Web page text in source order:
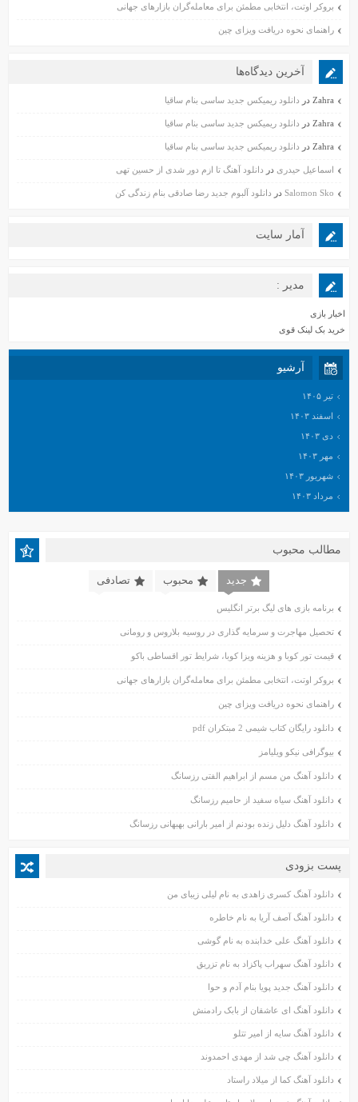
بروکر اوتت، انتخابی مطمئن برای معامله‌گران بازارهای جهانی
راهنمای نحوه دریافت ویزای چین
آخرین دیدگاه‌ها
Zahra در دانلود ریمیکس جدید ساسی بنام ساقیا
Zahra در دانلود ریمیکس جدید ساسی بنام ساقیا
Zahra در دانلود ریمیکس جدید ساسی بنام ساقیا
اسماعیل حیدری در دانلود آهنگ تا ازم دور شدی از حسین تهی
Salomon Sko در دانلود آلبوم جدید رضا صادقی بنام زندگی کن
آمار سایت
مدیر :
اخبار بازی
خرید بک لینک قوی
آرشیو
تیر ۱۴۰۵
اسفند ۱۴۰۳
دی ۱۴۰۳
مهر ۱۴۰۳
شهریور ۱۴۰۳
مرداد ۱۴۰۳
اسفند ۱۴۰۲
آبان ۱۴۰۲
مهر ۱۴۰۲
شهریور ۱۴۰۲
مرداد ۱۴۰۲
اردیبهشت ۱۴۰۲
فروردین ۱۴۰۲
آبان ۱۴۰۱
مهر ۱۴۰۱
اردیبهشت ۱۴۰۱
فروردین ۱۴۰۱
اسفند ۱۴۰۰
آبان ۱۴۰۰
مهر ۱۴۰۰
شهریور ۱۴۰۰
مرداد ۱۴۰۰
مطالب محبوب
جدید محبوب تصادفی
برنامه بازی های لیگ برتر انگلیس
تحصیل مهاجرت و سرمایه گذاری در روسیه بلاروس و رومانی
قیمت تور کوبا و هزینه ویزا کوبا، شرایط تور اقساطی باکو
بروکر اوتت، انتخابی مطمئن برای معامله‌گران بازارهای جهانی
راهنمای نحوه دریافت ویزای چین
دانلود رایگان کتاب شیمی 2 مبتکران pdf
بیوگرافی نیکو ویلیامز
دانلود آهنگ من مسم از ابراهیم الفتی رزسانگ
دانلود آهنگ سیاه سفید از حامیم رزسانگ
دانلود آهنگ دلیل زنده بودنم از امیر بارانی بهبهانی رزسانگ
پست بزودی
دانلود آهنگ کسری زاهدی به نام لیلی زیبای من
دانلود آهنگ آصف آریا به نام خاطره
دانلود آهنگ علی خدابنده به نام گوشی
دانلود آهنگ سهراب پاکزاد به نام تزریق
دانلود آهنگ جدید پویا بنام آدم و حوا
دانلود آهنگ ای عاشقان از بابک رادمنش
دانلود آهنگ سایه از امیر تتلو
دانلود آهنگ چی شد از مهدی احمدوند
دانلود آهنگ کما از میلاد راستاد